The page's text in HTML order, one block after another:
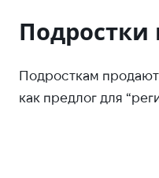
Подростки
Подросткам продают
как предлог для